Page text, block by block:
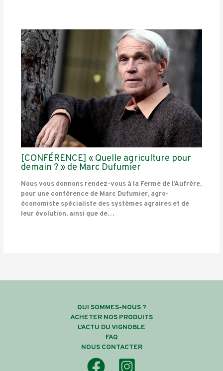
[CONFÉRENCE] « Quelle agriculture pour
demain ? » de Marc Dufumier
Nous vous donnons rendez-vous à la Ferme de l’Aufrère,
pour une conférence de Marc Dufumier, agro-
économiste spécialiste des systèmes agraires et de
leur évolution, ainsi que de…
QUI SOMMES-NOUS ?
ACHETER NOS PRODUITS
L’ACTU DU VIGNOBLE
FAQ
NOUS CONTACTER